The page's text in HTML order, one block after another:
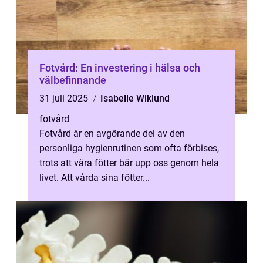
Fotvård: En investering i hälsa och
välbefinnande
31 juli 2025
Isabelle Wiklund
fotvård
Fotvård är en avgörande del av den
personliga hygienrutinen som ofta förbises,
trots att våra fötter bär upp oss genom hela
livet. Att vårda sina fötter...